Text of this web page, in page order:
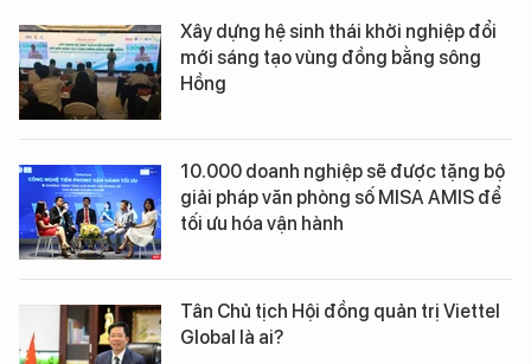
Xây dựng hệ sinh thái khởi nghiệp đổi
mới sáng tạo vùng đồng bằng sông
Hồng
10.000 doanh nghiệp sẽ được tặng bộ
giải pháp văn phòng số MISA AMIS để
tối ưu hóa vận hành
Tân Chủ tịch Hội đồng quản trị Viettel
Global là ai?